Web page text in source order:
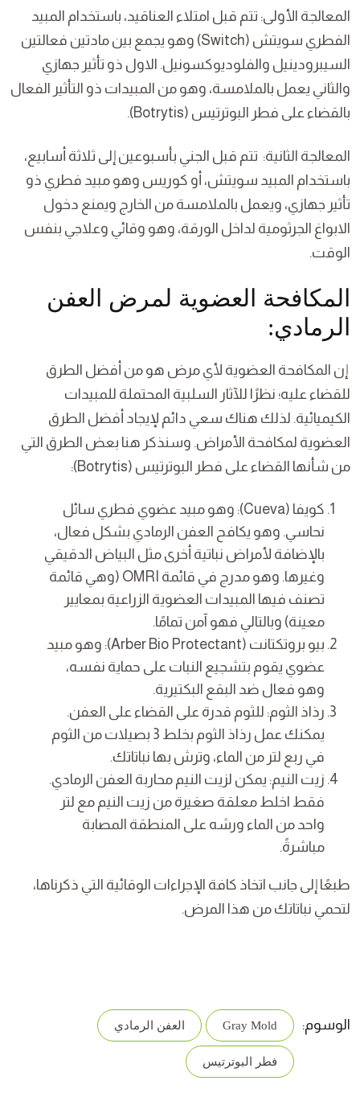
المعالجة الأولى: تتم قبل امتلاء العناقيد، باستخدام المبيد
الفطري سويتش (Switch) وهو يجمع بين مادتين فعالتين
السيبرودينيل والفلوديوكسونيل. الاول ذو تأثير جهازي
والثاني يعمل بالملامسة، وهو من المبيدات ذو التأثير الفعال
بالقضاء على فطر البوترتيس (Botrytis).
المعالجة الثانية: تتم قبل الجني بأسبوعين إلى ثلاثة أسابيع،
باستخدام المبيد سويتش، أو كوريس وهو مبيد فطري ذو
تأثير جهازي، ويعمل بالملامسة من الخارج ويمنع دخول
الابواغ الجرثومية لداخل الورقة، وهو وقائي وعلاجي بنفس
الوقت.
المكافحة العضوية لمرض العفن
الرمادي:
إن المكافحة العضوية لأي مرض هو من أفضل الطرق
للقضاء عليه؛ نظرًا للآثار السلبية المحتملة للمبيدات
الكيميائية. لذلك هناك سعي دائم لإيجاد أفضل الطرق
العضوية لمكافحة الأمراض. وسنذكر هنا بعض الطرق التي
من شأنها القضاء على فطر البوترتيس (Botrytis):
كويفا (Cueva): وهو مبيد عضوي فطري سائل
نحاسي. وهو يكافح العفن الرمادي بشكل فعال،
بالإضافة لأمراض نباتية أخرى مثل البياض الدقيقي
وغيرها. وهو مدرج في قائمة OMRI (وهي قائمة
تصنف فيها المبيدات العضوية الزراعية بمعايير
معينة) وبالتالي فهو آمن تمامًا.
بيو بروتكتانت (Arber Bio Protectant): وهو مبيد
عضوي يقوم بتشجيع النبات على حماية نفسه،
وهو فعال ضد البقع البكتيرية.
رذاذ الثوم: للثوم قدرة على القضاء على العفن.
يمكنك عمل رذاذ الثوم بخلط 3 بصيلات من الثوم
في ربع لتر من الماء، وترش بها نباتاتك.
زيت النيم: يمكن لزيت النيم محاربة العفن الرمادي.
فقط اخلط معلقة صغيرة من زيت النيم مع لتر
واحد من الماء ورشه على المنطقة المصابة
مباشرةً.
طبعًا إلى جانب اتخاذ كافة الإجراءات الوقائية التي ذكرناها،
لتحمي نباتاتك من هذا المرض.
الوسوم: Gray Mold العفن الرمادي
فطر البوترتيس